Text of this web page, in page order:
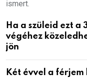
ismert.
Ha a szüleid ezt
végéhez
jön
Két évvel a